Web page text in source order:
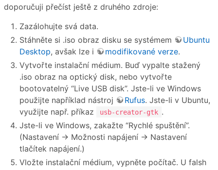
doporučuji přečíst ještě z druhého zdroje:
Zazálohujte svá data.
Stáhněte si .iso obraz disku se systémem
Ubuntu
Desktop, avšak lze i modifikované verze.
Vytvořte instalační médium. Buď vypalte stažený
.iso obraz na optický disk, nebo vytvořte
bootovatelný “Live USB disk”. Jste-li ve Windows
použijte například nástroj
Rufus. Jste-li v Ubuntu,
využijte např. příkaz
usb-creator-gtk .
Jste-li ve Windows, zakažte “Rychlé spuštění”.
(Nastavení → Možnosti napájení → Nastavení
tlačítek napájení.)
Vložte instalační médium, vypněte počítač. U falsh